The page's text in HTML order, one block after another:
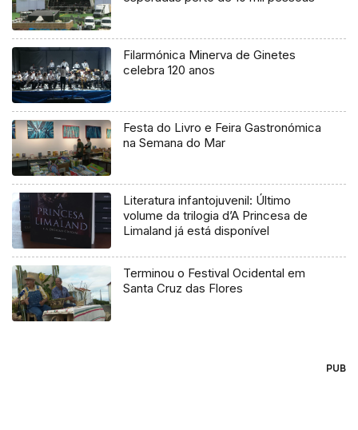
Filarmónica Minerva de Ginetes
celebra 120 anos
Festa do Livro e Feira Gastronómica
na Semana do Mar
Literatura infantojuvenil: Último
volume da trilogia d’A Princesa de
Limaland já está disponível
Terminou o Festival Ocidental em
Santa Cruz das Flores
PUB